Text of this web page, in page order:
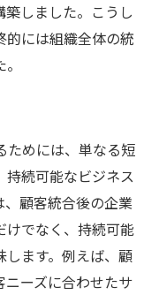
しました。こうし
的には組織全体の統
ためには、単なる短
続可能なビジネス
顧客統合後の企業
けでなく、持続可能
ます。例えば、顧
ーズに合わせたサ